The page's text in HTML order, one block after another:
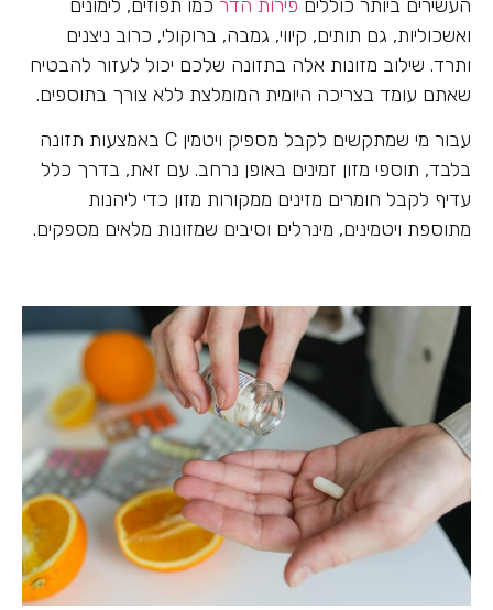
העשירים ביותר כוללים פירות הדר כמו תפוזים, לימונים
ואשכוליות, גם תותים, קיווי, גמבה, ברוקולי, כרוב ניצנים
ותרד. שילוב מזונות אלה בתזונה שלכם יכול לעזור להבטיח
שאתם עומד בצריכה היומית המומלצת ללא צורך בתוספים.
עבור מי שמתקשים לקבל מספיק ויטמין C באמצעות תזונה
בלבד, תוספי מזון זמינים באופן נרחב. עם זאת, בדרך כלל
עדיף לקבל חומרים מזינים ממקורות מזון כדי ליהנות
מתוספת ויטמינים, מינרלים וסיבים שמזונות מלאים מספקים.